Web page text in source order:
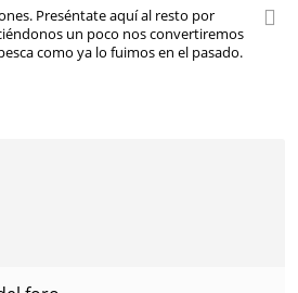
Preséntate aquí al resto por
un poco nos convertiremos
como ya lo fuimos en el pasado.